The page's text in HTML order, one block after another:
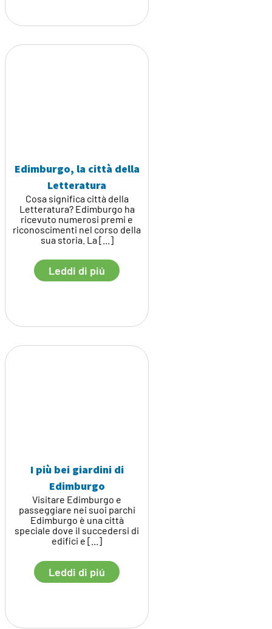
Edimburgo, la città della
Letteratura
Cosa significa città della
Letteratura? Edimburgo ha
ricevuto numerosi premi e
riconoscimenti nel corso della
sua storia. La [...]
Leddi di piú
I più bei giardini di
Edimburgo
Visitare Edimburgo e
passeggiare nei suoi parchi
Edimburgo è una città
speciale dove il succedersi di
edifici e [...]
Leddi di piú